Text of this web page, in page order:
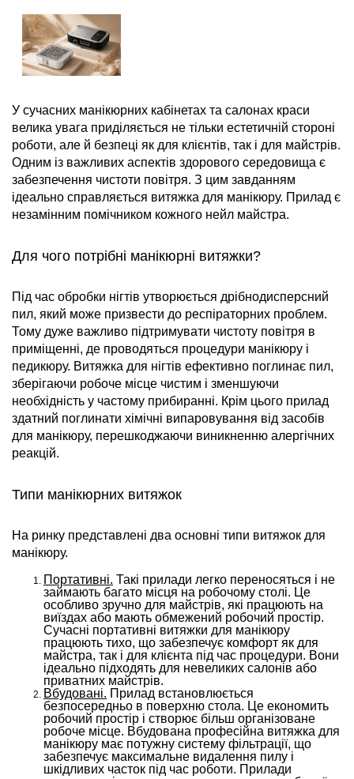
У сучасних манікюрних кабінетах та салонах краси
велика увага приділяється не тільки естетичній стороні
роботи, але й безпеці як для клієнтів, так і для майстрів.
Одним із важливих аспектів здорового середовища є
забезпечення чистоти повітря. З цим завданням
ідеально справляється витяжка для манікюру. Прилад є
незамінним помічником кожного нейл майстра.
Для чого потрібні манікюрні витяжки?
Під час обробки нігтів утворюється дрібнодисперсний
пил, який може призвести до респіраторних проблем.
Тому дуже важливо підтримувати чистоту повітря в
приміщенні, де проводяться процедури манікюру і
педикюру. Витяжка для нігтів ефективно поглинає пил,
зберігаючи робоче місце чистим і зменшуючи
необхідність у частому прибиранні. Крім цього прилад
здатний поглинати хімічні випаровування від засобів
для манікюру, перешкоджаючи виникненню алергічних
реакцій.
Типи манікюрних витяжок
На ринку представлені два основні типи витяжок для
манікюру.
Портативні. Такі прилади легко переносяться і не
займають багато місця на робочому столі. Це
особливо зручно для майстрів, які працюють на
виїздах або мають обмежений робочий простір.
Сучасні портативні витяжки для манікюру
працюють тихо, що забезпечує комфорт як для
майстра, так і для клієнта під час процедури. Вони
ідеально підходять для невеликих салонів або
приватних майстрів.
Вбудовані. Прилад встановлюється
безпосередньо в поверхню стола. Це економить
робочий простір і створює більш організоване
робоче місце. Вбудована професійна витяжка для
манікюру має потужну систему фільтрації, що
забезпечує максимальне видалення пилу і
шкідливих часток під час роботи. Прилади